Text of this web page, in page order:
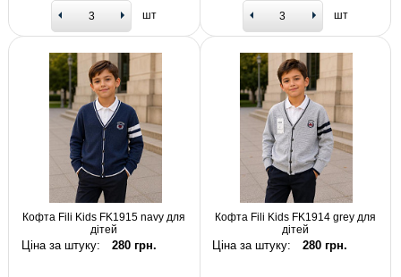
шт шт
Кофта Fili Kids FK1915 navy для
дітей
Ціна за штуку: 280 грн.
Кофта Fili Kids FK1914 grey для
дітей
Ціна за штуку: 280 грн.